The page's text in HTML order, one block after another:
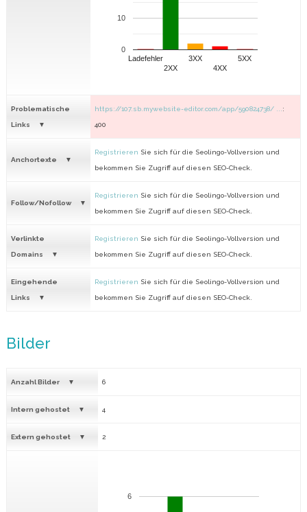
Ladefehler
2XX
3XX
4XX
5XX
0
10
Problematische
Links
https://107.sb.mywebsite-editor.com/app/590824738/ ... :
400
Anchortexte
Registrieren Sie sich für die Seolingo-Vollversion und
bekommen Sie Zugriff auf diesen SEO-Check.
Follow/Nofollow
Registrieren Sie sich für die Seolingo-Vollversion und
bekommen Sie Zugriff auf diesen SEO-Check.
Verlinkte
Domains
Registrieren Sie sich für die Seolingo-Vollversion und
bekommen Sie Zugriff auf diesen SEO-Check.
Eingehende
Links
Registrieren Sie sich für die Seolingo-Vollversion und
bekommen Sie Zugriff auf diesen SEO-Check.
Bilder
Anzahl Bilder 6
Intern gehostet 4
Extern gehostet 2
6